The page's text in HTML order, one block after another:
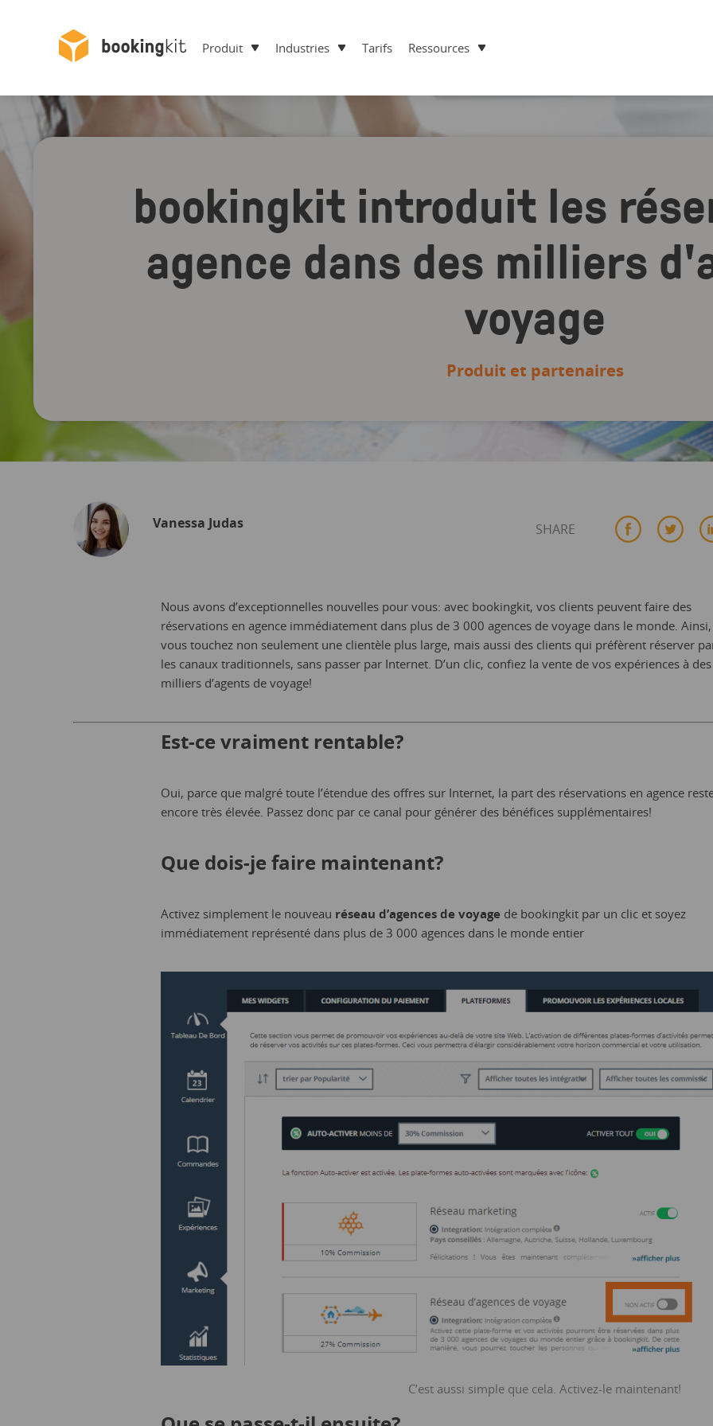
Produit Industries Tarifs Ressources
bookingkit introduit les
agence dans des milliers
voyage
Produit et partenaires
Vanessa Judas SHARE
Nous avons d’exceptionnelles nouvelles pour vous: avec bookingkit, vos clients peuvent faire des
réservations en agence immédiatement dans plus de 3 000 agences de voyage dans le monde. Ainsi,
vous touchez non seulement une clientèle plus large, mais aussi des clients qui préfèrent réserver
les canaux traditionnels, sans passer par Internet. D’un clic, confiez la vente de vos expériences à des
milliers d’agents de voyage!
Est-ce vraiment rentable?
Oui, parce que malgré toute l’étendue des offres sur Internet, la part des réservations en agence
encore très élevée. Passez donc par ce canal pour générer des bénéfices supplémentaires!
Que dois-je faire maintenant?
Activez simplement le nouveau réseau d’agences de voyage de bookingkit par un clic et soyez
immédiatement représenté dans plus de 3 000 agences dans le monde entier
C’est aussi simple que cela. Activez-le maintenant!